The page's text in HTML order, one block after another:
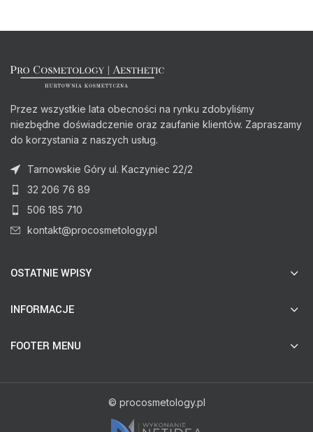
Przez wszystkie lata obecności na rynku zdobyliśmy
niezbędne doświadczenie oraz zaufanie klientów. Zapraszamy
do korzystania z naszych usług.
Tarnowskie Góry ul. Kaczyniec 22/2
32 206 76 89
506 185 710
kontakt@procosmetology.pl
OSTATNIE WPISY
INFORMACJE
FOOTER MENU
© procosmetology.pl